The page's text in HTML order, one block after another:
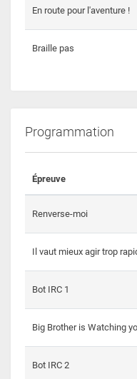
En route pour l'aventure !
Braille pas
Programmation
Épreuve
Renverse-moi
Il vaut mieux agir trop
Bot IRC 1
Big Brother is Watching
Bot IRC 2